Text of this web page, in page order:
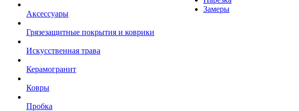
Аксессуары
Грязезащитные покрытия и коврики
Искусственная трава
Керамогранит
Ковры
Пробка
Замеры